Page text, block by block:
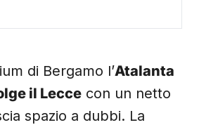
di Bergamo l’Atalanta
il Lecce con un netto
spazio a dubbi. La